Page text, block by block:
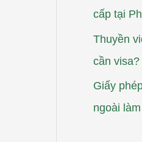
cấp tại
Thuyền
cần visa?
Giấy
ngoài